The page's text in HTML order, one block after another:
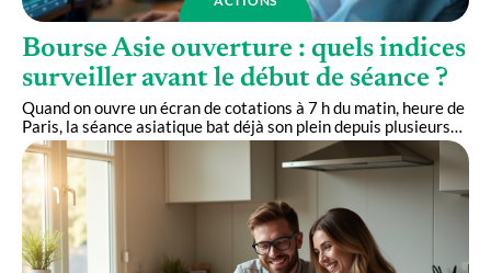
Bourse Asie ouverture : quels indices
surveiller avant le début de séance ?
Quand on ouvre un écran de cotations à 7 h du matin, heure de
Paris, la séance asiatique bat déjà son plein depuis plusieurs…